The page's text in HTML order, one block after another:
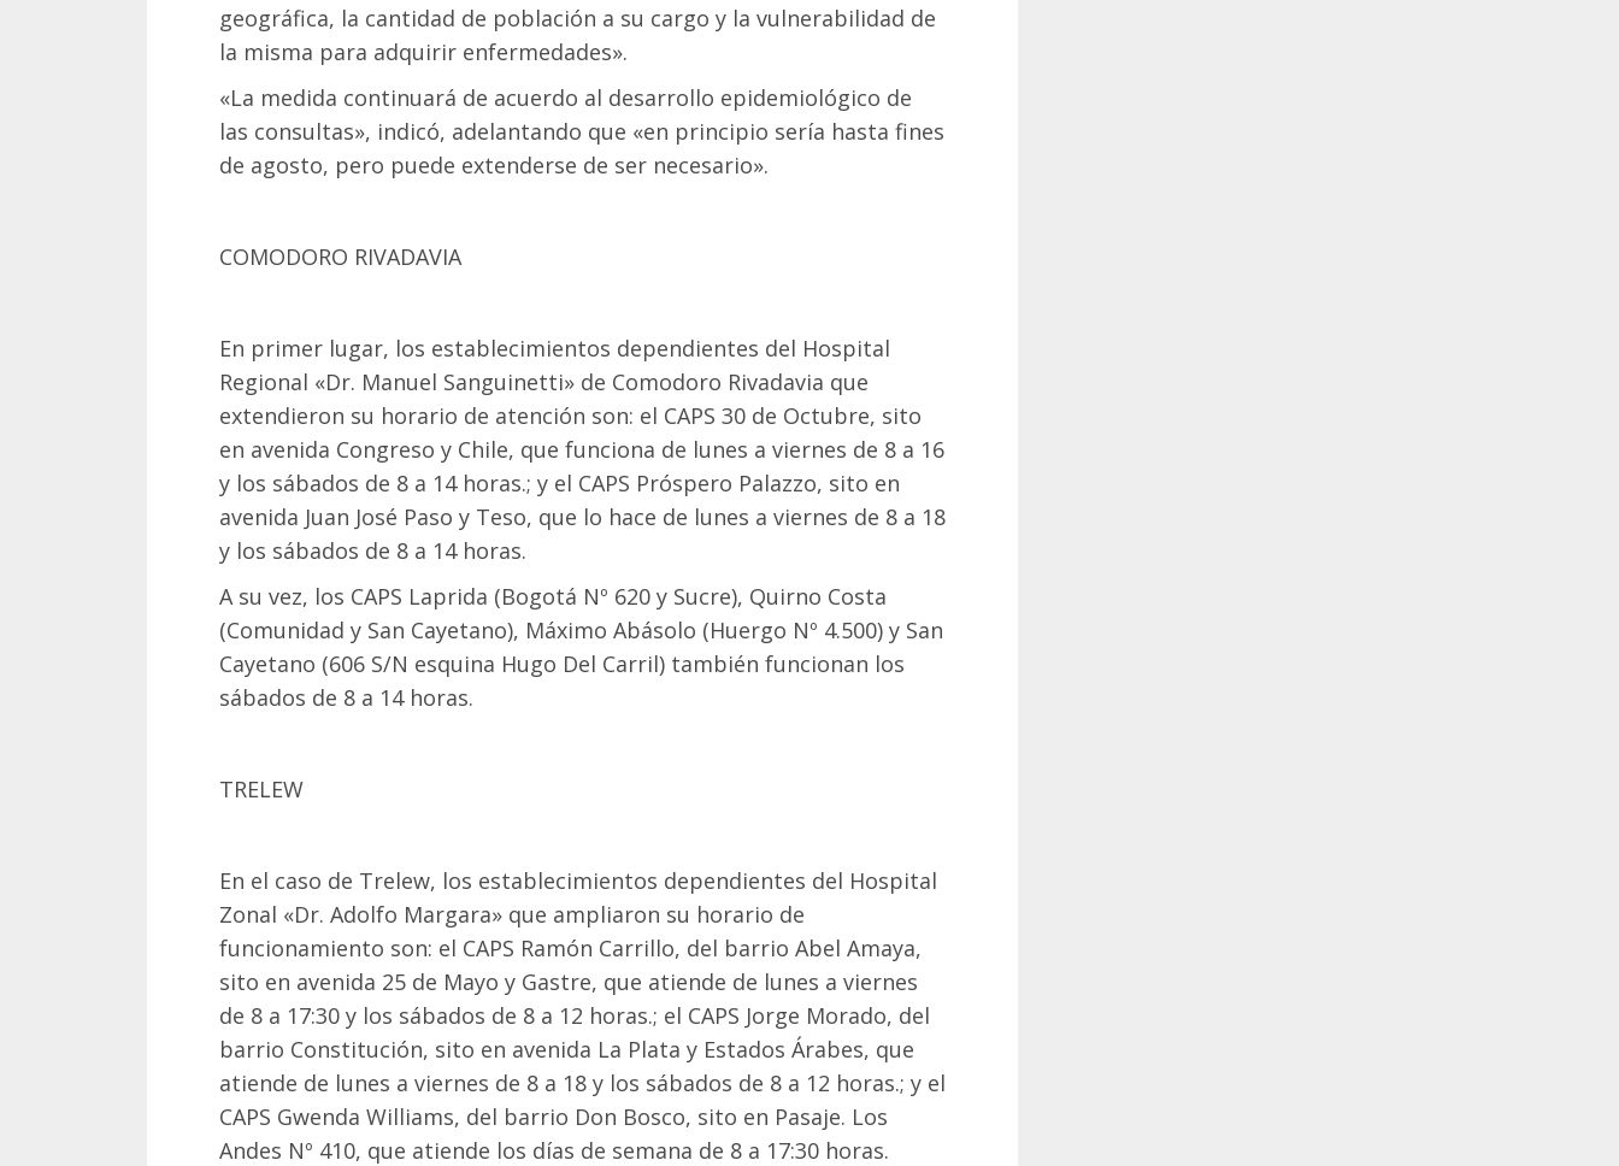
geográfica, la cantidad de población a su cargo y la vulnerabilidad de
la misma para adquirir enfermedades».
«La medida continuará de acuerdo al desarrollo epidemiológico de
las consultas», indicó, adelantando que «en principio sería hasta fines
de agosto, pero puede extenderse de ser necesario».
COMODORO RIVADAVIA
En primer lugar, los establecimientos dependientes del Hospital
Regional «Dr. Manuel Sanguinetti» de Comodoro Rivadavia que
extendieron su horario de atención son: el CAPS 30 de Octubre, sito
en avenida Congreso y Chile, que funciona de lunes a viernes de 8 a 16
y los sábados de 8 a 14 horas.; y el CAPS Próspero Palazzo, sito en
avenida Juan José Paso y Teso, que lo hace de lunes a viernes de 8 a 18
y los sábados de 8 a 14 horas.
A su vez, los CAPS Laprida (Bogotá Nº 620 y Sucre), Quirno Costa
(Comunidad y San Cayetano), Máximo Abásolo (Huergo Nº 4.500) y San
Cayetano (606 S/N esquina Hugo Del Carril) también funcionan los
sábados de 8 a 14 horas.
TRELEW
En el caso de Trelew, los establecimientos dependientes del Hospital
Zonal «Dr. Adolfo Margara» que ampliaron su horario de
funcionamiento son: el CAPS Ramón Carrillo, del barrio Abel Amaya,
sito en avenida 25 de Mayo y Gastre, que atiende de lunes a viernes
de 8 a 17:30 y los sábados de 8 a 12 horas.; el CAPS Jorge Morado, del
barrio Constitución, sito en avenida La Plata y Estados Árabes, que
atiende de lunes a viernes de 8 a 18 y los sábados de 8 a 12 horas.; y el
CAPS Gwenda Williams, del barrio Don Bosco, sito en Pasaje. Los
Andes Nº 410, que atiende los días de semana de 8 a 17:30 horas.